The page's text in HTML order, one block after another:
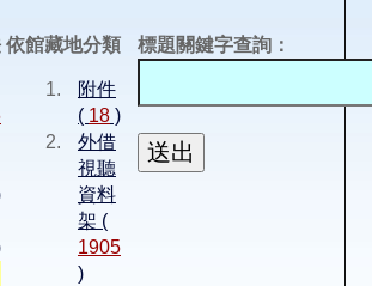
圖書互借
線上報名
申請表單
空間借用
依館藏地分類
附件
( 18)
外借
視聽
資料
架 (
1905
)
標題關鍵字查詢：